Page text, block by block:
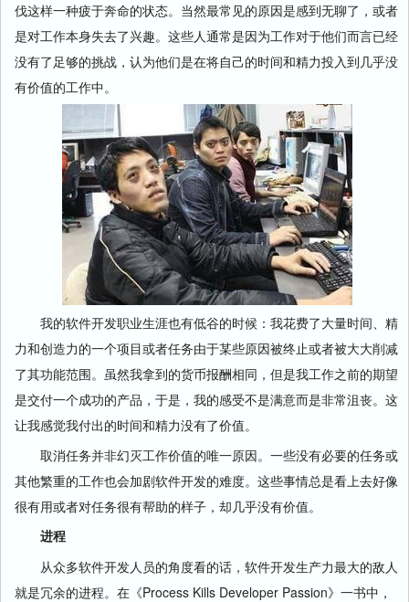
伐这样一种疲于奔命的状态。当然最常见的原因是感到无聊了，或者
是对工作本身失去了兴趣。这些人通常是因为工作对于他们而言已经
没有了足够的挑战，认为他们是在将自己的时间和精力投入到几乎没
有价值的工作中。
我的软件开发职业生涯也有低谷的时候：我花费了大量时间、精
力和创造力的一个项目或者任务由于某些原因被终止或者被大大削减
了其功能范围。虽然我拿到的货币报酬相同，但是我工作之前的期望
是交付一个成功的产品，于是，我的感受不是满意而是非常沮丧。这
让我感觉我付出的时间和精力没有了价值。
取消任务并非幻灭工作价值的唯一原因。一些没有必要的任务或
其他繁重的工作也会加剧软件开发的难度。这些事情总是看上去好像
很有用或者对任务很有帮助的样子，却几乎没有价值。
进程
从众多软件开发人员的角度看的话，软件开发生产力最大的敌人
就是冗余的进程。在《Process Kills Developer Passion》一书中，